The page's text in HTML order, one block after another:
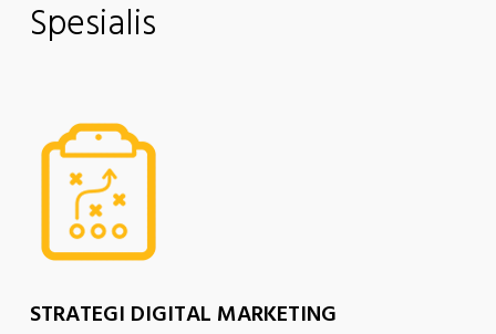
Spesialis
STRATEGI DIGITAL MARKETING